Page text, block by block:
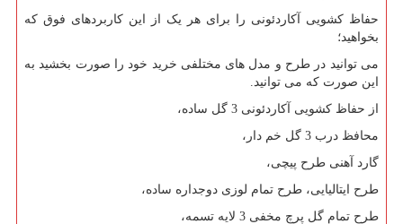
حفاظ کشویی آکاردئونی را برای هر یک از این کاربردهای فوق که
بخواهید؛
می توانید در طرح و مدل های مختلفی خرید خود را صورت بخشید به
این صورت که می توانید.
از حفاظ کشویی آکاردئونی 3 گل ساده،
محافظ درب 3 گل خم دار،
گارد آهنی طرح پیچی،
طرح ایتالیایی، طرح تمام لوزی دوجداره ساده،
طرح تمام گل پرچ مخفی 3 لایه تسمه،